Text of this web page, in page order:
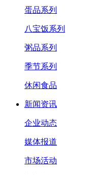
蛋品系列
八宝饭系列
粥品系列
季节系列
休闲食品
新闻资讯
企业动态
媒体报道
市场活动